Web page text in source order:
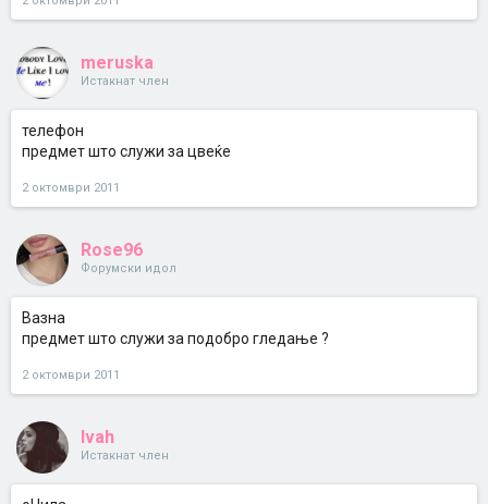
meruska
Истакнат член
телефон
предмет што служи за цвеќе
2 октомври 2011
Rose96
Форумски идол
Вазна
предмет што служи за подобро гледање ?
2 октомври 2011
Ivah
Истакнат член